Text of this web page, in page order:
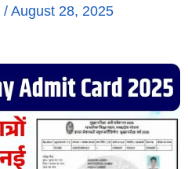
/ August 28, 2025